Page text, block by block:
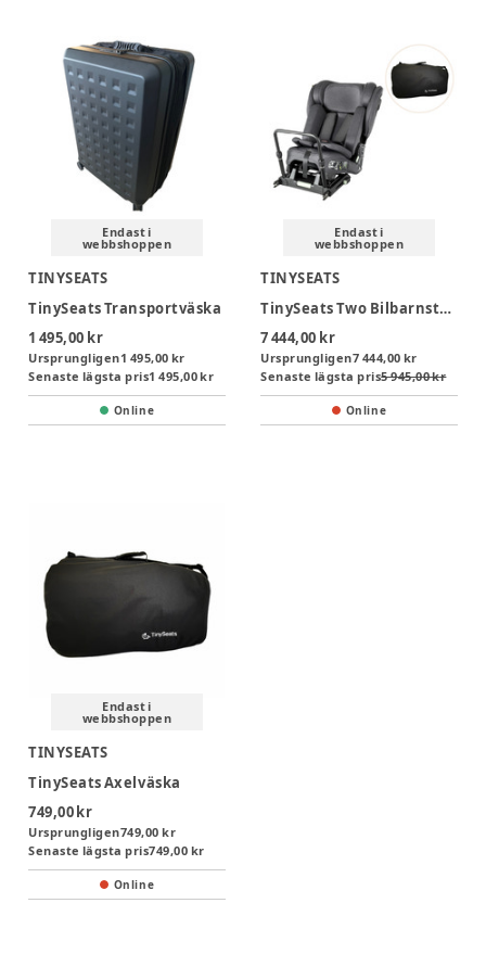
Endast i
webbshoppen
TINYSEATS
TinySeats Transportväska
1 495,00 kr
Ursprungligen1 495,00 kr
Senaste lägsta pris1 495,00 kr
Online
Endast i
webbshoppen
TINYSEATS
TinySeats Two Bilbarnstol Inkl. Axelväska
7 444,00 kr
Ursprungligen7 444,00 kr
Senaste lägsta pris5 945,00 kr
Online
Endast i
webbshoppen
TINYSEATS
TinySeats Axelväska
749,00 kr
Ursprungligen749,00 kr
Senaste lägsta pris749,00 kr
Online